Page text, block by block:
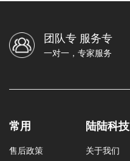
团队专 服务专
一对一，专家服务
常用
售后政策
陆陆科技
关于我们